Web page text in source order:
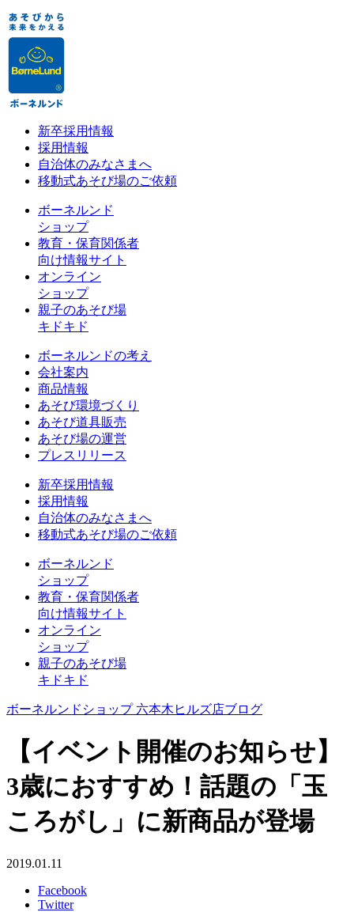
新卒採用情報
採用情報
自治体のみなさまへ
移動式あそび場のご依頼
ボーネルンド
ショップ
教育・保育関係者
向け情報サイト
オンライン
ショップ
親子のあそび場
キドキド
ボーネルンドの考え
会社案内
商品情報
あそび環境づくり
あそび道具販売
あそび場の運営
プレスリリース
新卒採用情報
採用情報
自治体のみなさまへ
移動式あそび場のご依頼
ボーネルンド
ショップ
教育・保育関係者
向け情報サイト
オンライン
ショップ
親子のあそび場
キドキド
ボーネルンドショップ 六本木ヒルズ店ブログ
【イベント開催のお知らせ】
3歳におすすめ！話題の「玉
ころがし」に新商品が登場
2019.01.11
Facebook
Twitter